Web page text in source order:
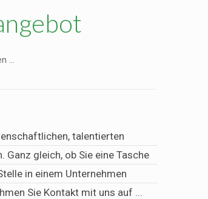
...
talentierten
Ganz gleich, ob Sie eine Tasche
in einem Unternehmen
Sie Kontakt mit uns auf ...